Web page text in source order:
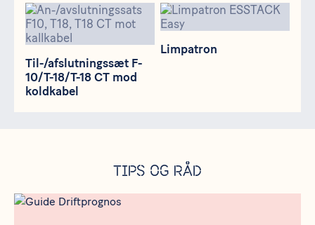
Til-/afslutningssæt F-
10/T-18/T-18 CT mod
koldkabel
Til-/afslutningssæt F-10/T-18/T-18 CT mod koldkabel
Limpatron
Limpatron
Tips og råd
Meta bild